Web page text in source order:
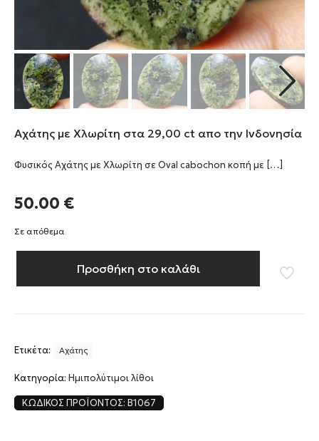
Αχάτης με Χλωρίτη στα 29,00 ct απο την Ινδονησία
Φυσικός Αχάτης με Χλωρίτη σε Oval cabochon κοπή με […]
50.00 €
Σε απόθεμα
Προσθήκη στο καλάθι
Ετικέτα: Αχάτης
Κατηγορία: Ημιπολύτιμοι λίθοι
ΚΩΔΙΚΌΣ ΠΡΟΪΌΝΤΟΣ: B1067